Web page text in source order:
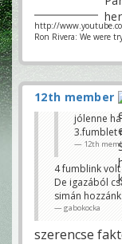
http://
Ron Rivera: We were
12th member
jólenne
3.fumblet
12th
4 fumblink
De igazából
simán
gabokocka
szerencse